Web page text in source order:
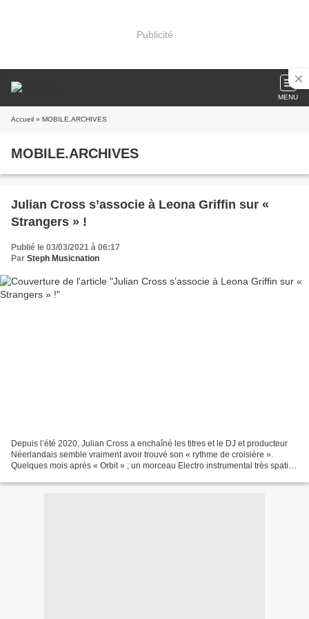
Publicité
MENU
Accueil » MOBILE.ARCHIVES
MOBILE.ARCHIVES
Julian Cross s’associe à Leona Griffin sur «
Strangers » !
Publié le 03/03/2021 à 06:17
Par Steph Musicnation
Depuis l’été 2020, Julian Cross a enchaîné les titres et le DJ et producteur
Néerlandais semble vraiment avoir trouvé son « rythme de croisière ».
Quelques mois après « Orbit » ; un morceau Electro instrumental très spatial